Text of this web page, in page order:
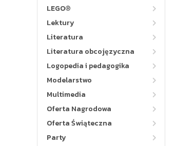
LEGO®
Lektury
Literatura
Literatura obcojęzyczna
Logopedia i pedagogika
Modelarstwo
Multimedia
Oferta Nagrodowa
Oferta Świąteczna
Party